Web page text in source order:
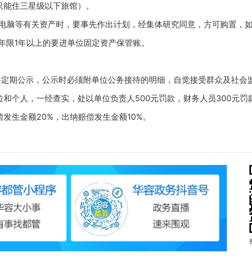
住三星级以下旅馆）。
脑等有关资产时，要事先作出计划，经集体研究同意，方可购置，
1年以上的要进单位固定资产保管账。
公示，公示时必须附单位公务接待的明细，自觉接受群众及社会
个人，一经查实，处以单位负责人500元罚款，财务人员300元罚
生金额20%，出纳赔偿发生金额10%。